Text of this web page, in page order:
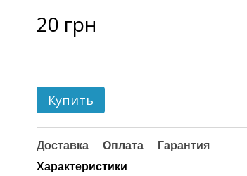
20 грн
Купить
Доставка Оплата
Гарантия
Характеристики